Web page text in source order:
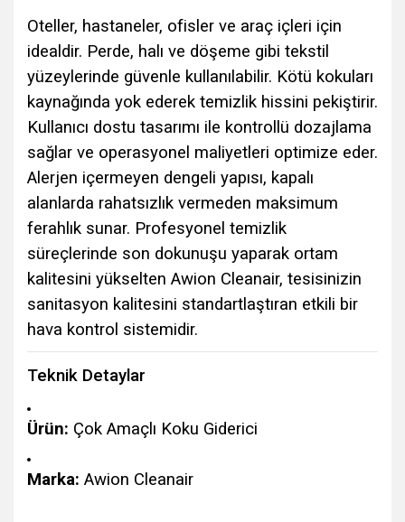
Oteller, hastaneler, ofisler ve araç içleri için
idealdir. Perde, halı ve döşeme gibi tekstil
yüzeylerinde güvenle kullanılabilir. Kötü kokuları
kaynağında yok ederek temizlik hissini pekiştirir.
Kullanıcı dostu tasarımı ile kontrollü dozajlama
sağlar ve operasyonel maliyetleri optimize eder.
Alerjen içermeyen dengeli yapısı, kapalı
alanlarda rahatsızlık vermeden maksimum
ferahlık sunar. Profesyonel temizlik
süreçlerinde son dokunuşu yaparak ortam
kalitesini yükselten Awion Cleanair, tesisinizin
sanitasyon kalitesini standartlaştıran etkili bir
hava kontrol sistemidir.
Teknik Detaylar
Ürün: Çok Amaçlı Koku Giderici
Marka: Awion Cleanair